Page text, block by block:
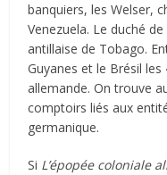
banquiers, les Welser,
Venezuela. Le duché de
antillaise de Tobago.
Guyanes et le Brésil les
allemande. On trouve
comptoirs liés aux
germanique.
Si L’épopée coloniale